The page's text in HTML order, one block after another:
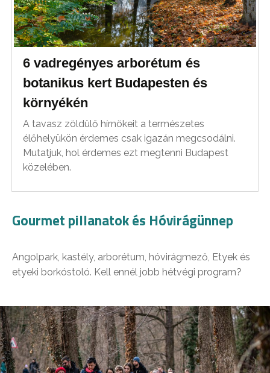
6 vadregényes arborétum és
botanikus kert Budapesten és
környékén
A tavasz zöldülő hírnökeit a természetes
élőhelyükön érdemes csak igazán megcsodálni.
Mutatjuk, hol érdemes ezt megtenni Budapest
közelében.
Gourmet pillanatok és Hóvirágünnep
Angolpark, kastély, arborétum, hóvirágmező, Etyek és
etyeki borkóstoló. Kell ennél jobb hétvégi program?